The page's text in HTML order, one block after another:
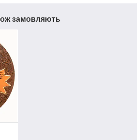
замовляють